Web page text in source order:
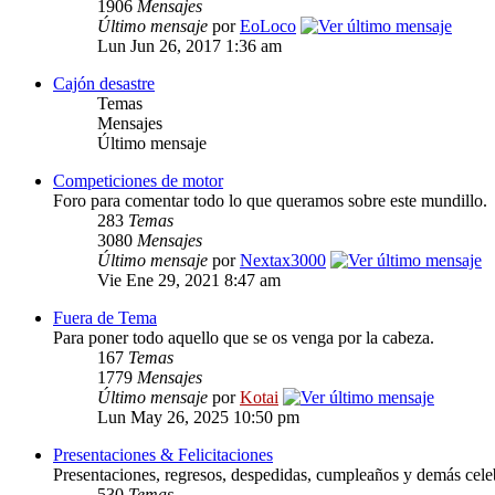
1906 Mensajes
Último mensaje porEoLoco
Lun Jun 26, 2017 1:36 am
Cajón desastre
Temas
Mensajes
Último mensaje
Competiciones de motor
Foro para comentar todo lo que queramos sobre este mundillo.
283 Temas
3080 Mensajes
Último mensaje porNextax3000
Vie Ene 29, 2021 8:47 am
Fuera de Tema
Para poner todo aquello que se os venga por la cabeza.
167 Temas
1779 Mensajes
Último mensaje porKotai
Lun May 26, 2025 10:50 pm
Presentaciones & Felicitaciones
Presentaciones, regresos, despedidas, cumpleaños y demás